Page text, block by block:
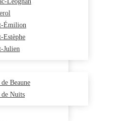
Émilion
Estèphe
Julien
Beaune
de Nuits